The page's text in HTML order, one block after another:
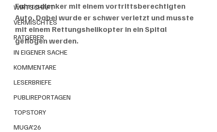
WIRTSCHAFT
VERMISCHTES
RATGEBER
IN EIGENER SACHE
KOMMENTARE
LESERBRIEFE
PUBLIREPORTAGEN
TOPSTORY
MUGA'26
Fahrradlenker mit einem vortrittsberechtigten
Auto. Dabei wurde er schwer verletzt und musste
mit einem Rettungshelikopter in ein Spital
geflogen werden.